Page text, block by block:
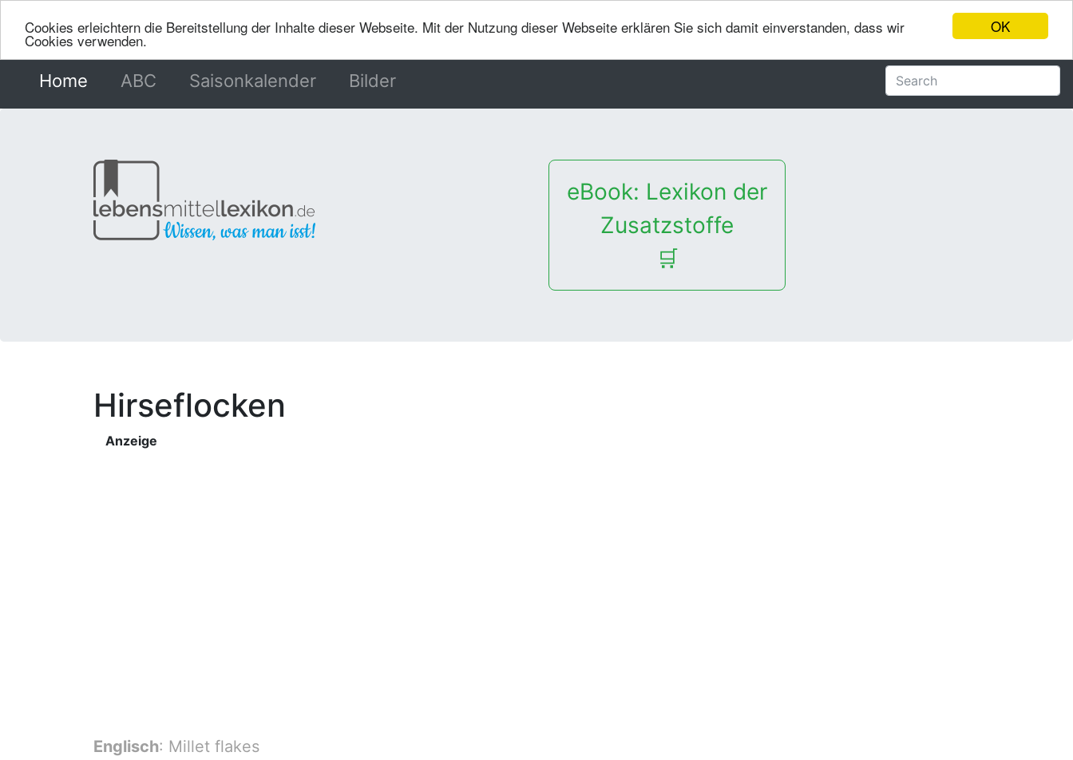
OK
Cookies erleichtern die Bereitstellung der Inhalte dieser Webseite. Mit der Nutzung dieser Webseite erklären Sie sich damit einverstanden, dass wir
Cookies verwenden.
Home (current)
ABC Saisonkalender Bilder
eBook: Lexikon der
Zusatzstoffe
🛒
Hirseflocken
Anzeige
Englisch: Millet flakes